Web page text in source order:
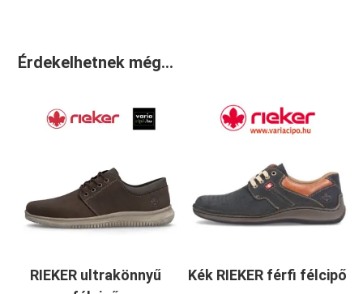
Érdekelhetnek még…
RIEKER ultrakönnyű
Kék RIEKER férfi félcipő